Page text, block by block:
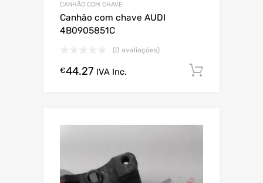
CANHÃO COM CHAVE
Canhão com chave AUDI
4B0905851C
(0 avaliações)
€44.27 IVA Inc.